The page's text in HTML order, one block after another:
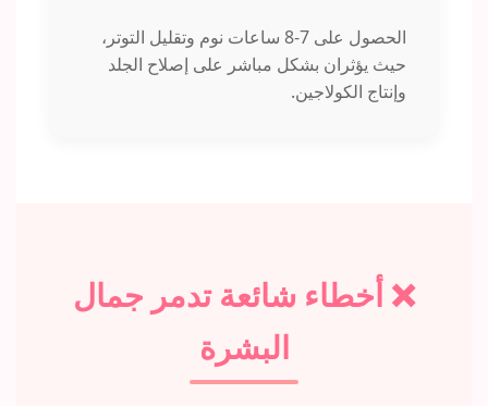
الحصول على 7-8 ساعات نوم وتقليل التوتر،
حيث يؤثران بشكل مباشر على إصلاح الجلد
وإنتاج الكولاجين.
❌ أخطاء شائعة تدمر جمال
البشرة